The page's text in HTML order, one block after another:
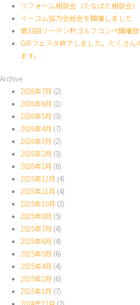
リフォーム相談会（たなばた相談会
イーコム協力会総会を開催しました
第33回ソーデン杯ゴルフコンペ開催
GWフェスタ終了しました。たくさ
ます。
Archive
2026年7月 (2)
2026年6月 (1)
2026年5月 (3)
2026年4月 (7)
2026年3月 (2)
2026年2月 (3)
2026年1月 (6)
2025年12月 (4)
2025年11月 (4)
2025年10月 (3)
2025年8月 (5)
2025年7月 (4)
2025年6月 (4)
2025年5月 (6)
2025年4月 (4)
2025年2月 (6)
2025年1月 (7)